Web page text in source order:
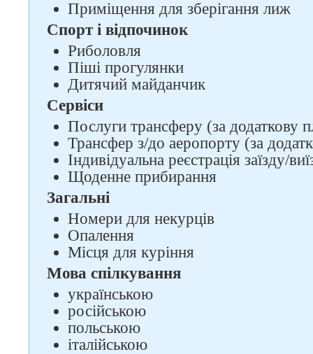
Приміщення для зберігання лиж
Спорт і відпочинок
Риболовля
Піші прогулянки
Дитячий майданчик
Сервіси
Послуги трансферу (за додаткову
Трансфер з/до аеропорту (за
Індивідуальна реєстрація заїзду/
Щоденне прибирання
Загальні
Номери для некурців
Опалення
Місця для куріння
Мова спілкування
українською
російською
польською
італійською